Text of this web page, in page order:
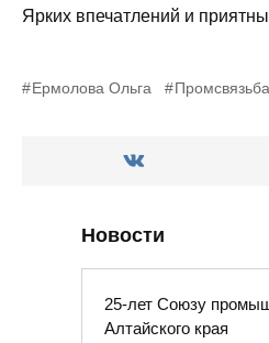
Ярких впечатлений и
Ермолова Ольга
Новости
25-лет Союзу
Алтайского края